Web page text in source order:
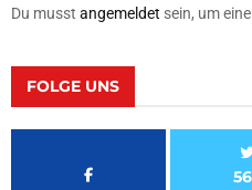
Du musst angemeldet sein, um
FOLGE UNS